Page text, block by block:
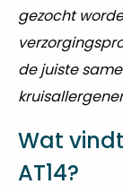
gezocht
de juiste
Wat
AT14?